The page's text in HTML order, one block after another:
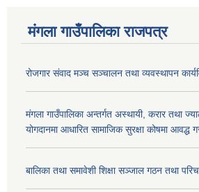
मंगला गाउँपालिका राजपत्र
रोजगार संवाद मञ्च सञ्चालन तथा व्यवस्थापन
मंगला गाउँपालिका अन्तर्गत अस्थायी, करार तथा
योगदानमा आधारित सामाजिक सुरक्षा कोषमा आवद्ध
बालिका तथा समावेशी शिक्षा सञ्जाल गठन तथा